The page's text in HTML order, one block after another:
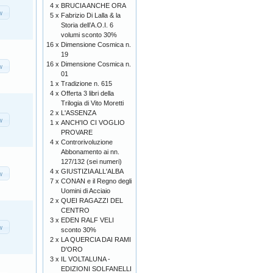
4 x BRUCIA ANCHE ORA
5 x Fabrizio Di Lalla & la
Storia dell’A.O.I. 6
volumi sconto 30%
16 x Dimensione Cosmica n.
19
16 x Dimensione Cosmica n.
01
1 x Tradizione n. 615
4 x Offerta 3 libri della
Trilogia di Vito Moretti
2 x L'ASSENZA
1 x ANCH'IO CI VOGLIO
PROVARE
4 x Controrivoluzione
Abbonamento ai nn.
127/132 (sei numeri)
4 x GIUSTIZIA ALL'ALBA
7 x CONAN e il Regno degli
Uomini di Acciaio
2 x QUEI RAGAZZI DEL
CENTRO
3 x EDEN RALF VELI
sconto 30%
2 x LA QUERCIA DAI RAMI
D'ORO
3 x IL VOLTALUNA -
EDIZIONI SOLFANELLI